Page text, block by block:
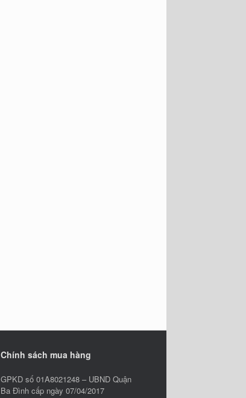
Chính sách mua hàng
GPKD số 01A8021248 – UBND Quận
Ba Đình cấp ngày 07/04/2017